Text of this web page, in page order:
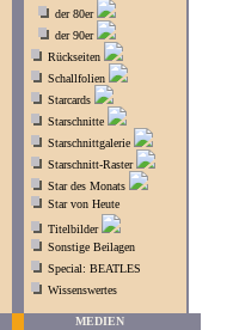
der 80er
der 90er
Rückseiten
Schallfolien
Starcards
Starschnitte
Starschnittgalerie
Starschnitt-Raster
Star des Monats
Star von Heute
Titelbilder
Sonstige Beilagen
Special: BEATLES
Wissenswertes
MEDIEN